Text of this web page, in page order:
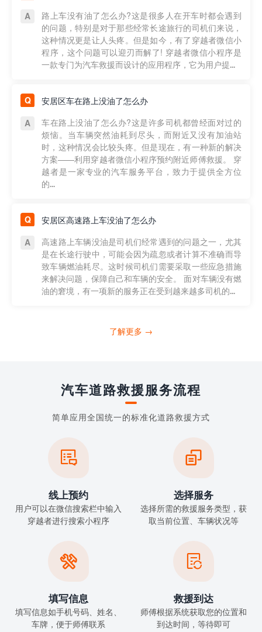
路上车没有油了怎么办?这是很多人在开车时都会遇到
的问题，特别是对于那些经常长途旅行的司机们来说，
这种情况更是让人头疼。但是如今，有了穿越者微信小
程序，这个问题可以迎刃而解了! 穿越者微信小程序是
一款专门为汽车救援而设计的应用程序，它为用户提...
安居区车在路上没油了怎么办
车在路上没油了怎么办?这是许多司机都曾经面对过的
烦恼。当车辆突然油耗到尽头，而附近又没有加油站
时，这种情况会比较头疼。但是现在，有一种新的解决
方案——利用穿越者微信小程序预约附近师傅救援。 穿
越者是一家专业的汽车服务平台，致力于提供全方位
的...
安居区高速路上车没油了怎么办
高速路上车辆没油是司机们经常遇到的问题之一，尤其
是在长途行驶中，可能会因为疏忽或者计算不准确而导
致车辆燃油耗尽。这时候司机们需要采取一些应急措施
来解决问题，保障自己和车辆的安全。 面对车辆没有燃
油的窘境，有一项新的服务正在受到越来越多司机的...
了解更多 →
汽车道路救援服务流程
简单应用全国统一的标准化道路救援方式

线上预约
用户可以在微信搜索栏中输入
穿越者进行搜索小程序

选择服务
选择所需的救援服务类型，获
取当前位置、车辆状况等

填写信息
填写信息如手机号码、姓名、
车牌，便于师傅联系

救援到达
师傅根据系统获取您的位置和
到达时间，等待即可